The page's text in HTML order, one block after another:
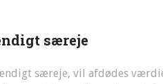
særeje
særeje, vil afdødes